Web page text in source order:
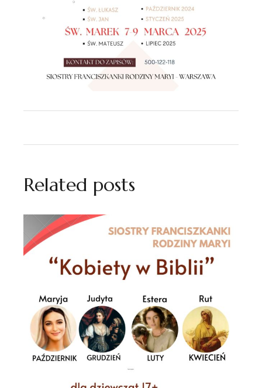
Related posts